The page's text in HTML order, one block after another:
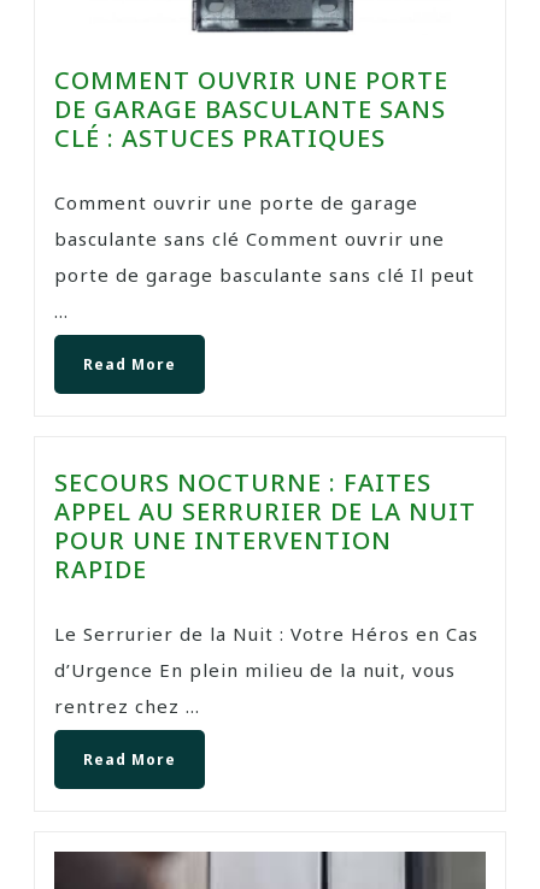
COMMENT OUVRIR UNE PORTE
DE GARAGE BASCULANTE SANS
CLÉ : ASTUCES PRATIQUES
Comment ouvrir une porte de garage
basculante sans clé Comment ouvrir une
porte de garage basculante sans clé Il peut
...
Read More
SECOURS NOCTURNE : FAITES
APPEL AU SERRURIER DE LA NUIT
POUR UNE INTERVENTION
RAPIDE
Le Serrurier de la Nuit : Votre Héros en Cas
d’Urgence En plein milieu de la nuit, vous
rentrez chez ...
Read More